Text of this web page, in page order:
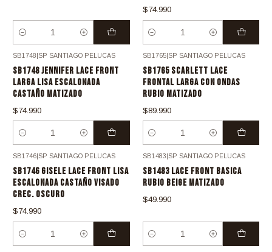
Cantidad
$74.990
Cantidad
SB1748|SP SANTIAGO PELUCAS
SB1748 JENNIFER LACE FRONT
LARGA LISA ESCALONADA
CASTAÑO MATIZADO
$74.990
Cantidad
SB1765|SP SANTIAGO PELUCAS
SB1765 SCARLETT LACE
FRONTAL LARGA CON ONDAS
RUBIO MATIZADO
$89.990
Cantidad
SB1746 SP SANTIAGO PELUCAS
SB1746 GISELE LACE FRONT LISA
ESCALONADA CASTAÑO VISADO
CREC. OSCURO
$74.990
Cantidad
SB1483 SP SANTIAGO PELUCAS
SB1483 LACE FRONT BASICA
RUBIO BEIGE MATIZADO
$49.990
Cantidad